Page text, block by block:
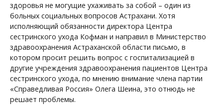
здоровья не могущие ухаживать за собой – один из
больных социальных вопросов Астрахани. Хотя
исполняющий обязанности директора Центра
сестринского ухода Кофман и направил в Министерство
здравоохранения Астраханской области письмо, в
котором просит решить вопрос с госпитализацией в
другие учреждения здравоохранения пациентов Центра
сестринского ухода, по мнению внимание члена партии
«Справедливая Россия» Олега Шеина, это отнюдь не
решает проблемы.